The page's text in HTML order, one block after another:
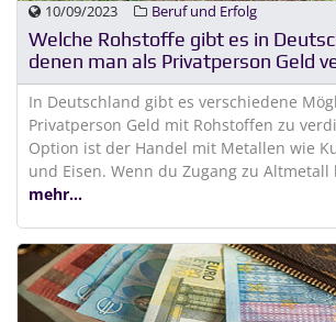
10/09/2023 Beruf und Erfolg
Welche Rohstoffe gibt es in
denen man als Privatperson Geld
In Deutschland gibt es verschiedene
Privatperson Geld mit Rohstoffen zu
Option ist der Handel mit Metallen wie
und Eisen. Wenn du Zugang zu Altmetall
mehr...